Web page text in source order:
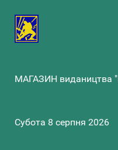
МАГАЗИН видаництва
Субота 8 серпня 2026